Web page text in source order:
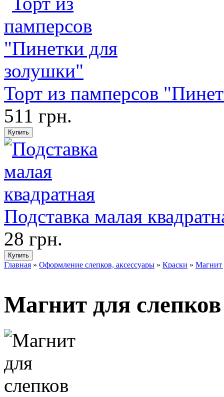
Торт из памперсов
511 грн.
Подставка малая
28 грн.
Главная » Оформление слепков, аксессуары » Краски » Магнит
Магнит для слепков